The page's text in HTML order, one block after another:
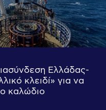
Ελλάδας-
κλειδί» για να
καλώδιο